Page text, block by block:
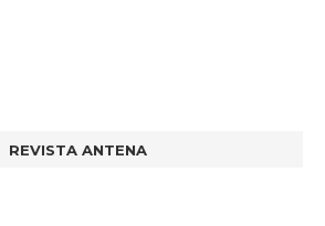
REVISTA ANTENA